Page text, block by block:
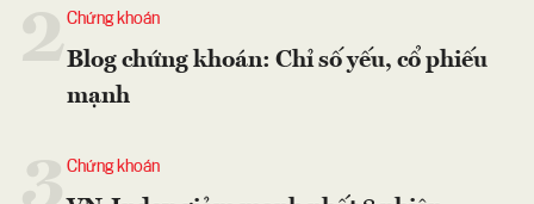
2Chứng khoán
Blog chứng khoán: Chỉ số yếu, cổ phiếu
mạnh
Chứng khoán